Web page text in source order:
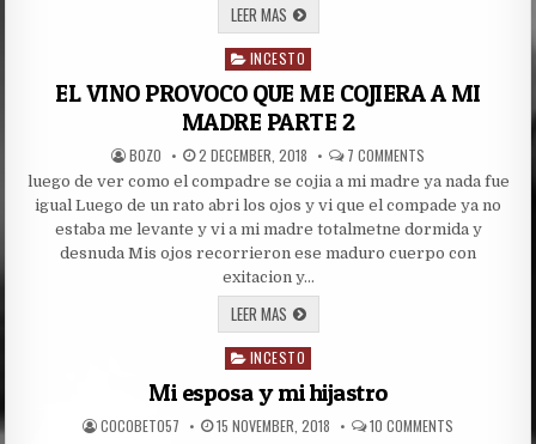
LEER MASDE
AMIGO
A
AMANTE
DE
MAMA
Posted
in
INCESTO
EL VINO PROVOCO QUE ME COJIERA A MI
MADRE PARTE 2
AUTHOR:
BOZO PUBLISHED
DATE:
2 DECEMBER, 2018 7 COMMENTS
VINO
PROVOCO
QUE
ME
COJIERA
A
luego de ver como el compadre se cojia a mi madre ya nada fue
igual Luego de un rato abri los ojos y vi que el compade ya no
estaba me levante y vi a mi madre totalmetne dormida y
desnuda Mis ojos recorrieron ese maduro cuerpo con
exitacion y…
LEER MASEL
VINO
PROVOCO
QUE
ME
COJIERA
A
MI
MADRE
Posted
INCESTO
Mi esposa y mi hijastro
AUTHOR:
COCOBETO57 PUBLISHED
DATE:
15 NOVEMBER, 2018 10 COMMENTS